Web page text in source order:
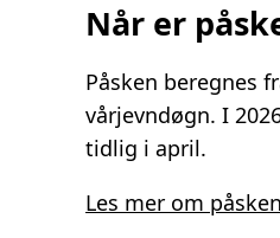
Når er
Påsken beregnes
vårjevndøgn. I
tidlig i april.
Les mer om